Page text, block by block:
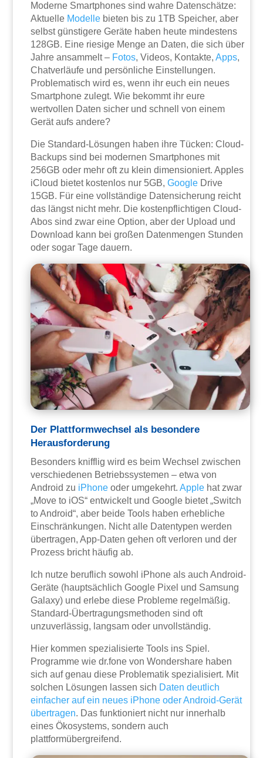
Moderne Smartphones sind wahre Datenschätze:
Aktuelle Modelle bieten bis zu 1TB Speicher, aber
selbst günstigere Geräte haben heute mindestens
128GB. Eine riesige Menge an Daten, die sich über
Jahre ansammelt – Fotos, Videos, Kontakte,Apps,
Chatverläufe und persönliche Einstellungen.
Problematisch wird es, wenn ihr euch ein neues
Smartphone zulegt. Wie bekommt ihr eure
wertvollen Daten sicher und schnell von einem
Gerät aufs andere?
Die Standard-Lösungen haben ihre Tücken: Cloud-
Backups sind bei modernen Smartphones mit
256GB oder mehr oft zu klein dimensioniert. Apples
iCloud bietet kostenlos nur 5GB,Google Drive
15GB. Für eine vollständige Datensicherung reicht
das längst nicht mehr. Die kostenpflichtigen Cloud-
Abos sind zwar eine Option, aber der Upload und
Download kann bei großen Datenmengen Stunden
oder sogar Tage dauern.
Der Plattformwechsel als besondere
Herausforderung
Besonders knifflig wird es beim Wechsel zwischen
verschiedenen Betriebssystemen – etwa von
Android zu iPhone oder umgekehrt.Apple hat zwar
„Move to iOS“ entwickelt und Google bietet „Switch
to Android“, aber beide Tools haben erhebliche
Einschränkungen. Nicht alle Datentypen werden
übertragen, App-Daten gehen oft verloren und der
Prozess bricht häufig ab.
Ich nutze beruflich sowohl iPhone als auch Android-
Geräte (hauptsächlich Google Pixel und Samsung
Galaxy) und erlebe diese Probleme regelmäßig.
Standard-Übertragungsmethoden sind oft
unzuverlässig, langsam oder unvollständig.
Hier kommen spezialisierte Tools ins Spiel.
Programme wie dr.fone von Wondershare haben
sich auf genau diese Problematik spezialisiert. Mit
solchen Lösungen lassen sich Daten deutlich
einfacher auf ein neues iPhone oder Android-Gerät
übertragen. Das funktioniert nicht nur innerhalb
eines Ökosystems, sondern auch
plattformübergreifend.